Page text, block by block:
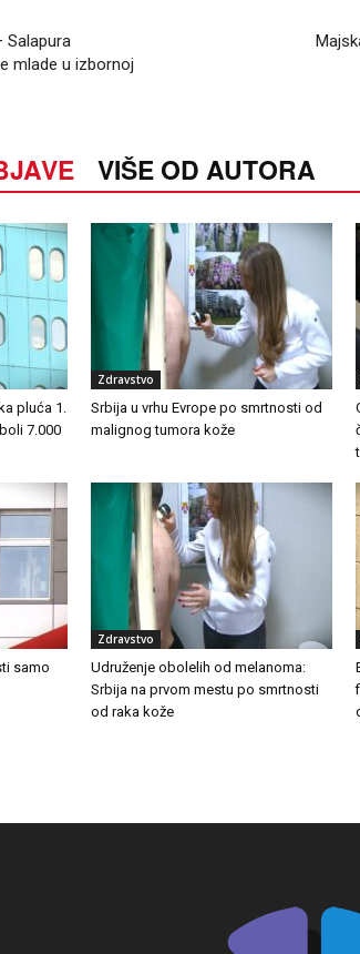
Salapura
mlade u izbornoj
VIŠE OD AUTORA
pluća 1.
7.000
Zdravstvo
Srbija u vrhu Evrope po smrtnosti od
malignog tumora kože
samo
Zdravstvo
Udruženje obolelih od melanoma:
Srbija na prvom mestu po smrtnosti
od raka kože